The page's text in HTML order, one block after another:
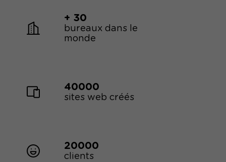
+ 30
bureaux dans le
monde
40000
sites web créés
20000
clients